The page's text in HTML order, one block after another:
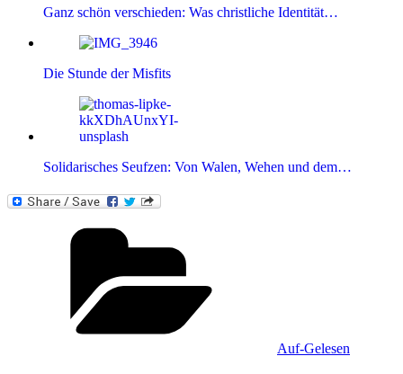
Ganz schön verschieden: Was christliche Identität…
Die Stunde der Misfits
Solidarisches Seufzen: Von Walen, Wehen und dem…
Auf-Gelesen